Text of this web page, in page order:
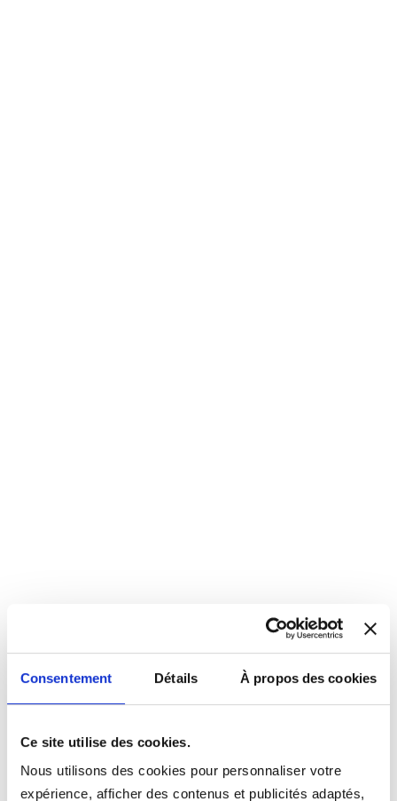
Consentement Détails À propos des cookies
Ce site utilise des cookies.
Nous utilisons des cookies pour personnaliser votre
expérience, afficher des contenus et publicités adaptés,